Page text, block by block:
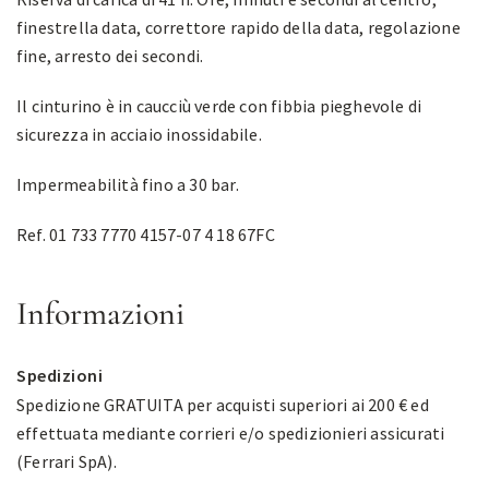
finestrella data, correttore rapido della data, regolazione
fine, arresto dei secondi.
Il cinturino è in caucciù verde con fibbia pieghevole di
sicurezza in acciaio inossidabile.
Impermeabilità fino a 30 bar.
Ref. 01 733 7770 4157-07 4 18 67FC
Informazioni
Spedizioni
Spedizione GRATUITA per acquisti superiori ai 200 € ed
effettuata mediante corrieri e/o spedizionieri assicurati
(Ferrari SpA).